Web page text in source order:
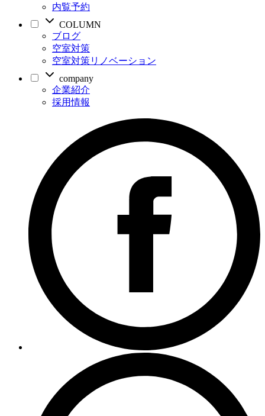
内覧予約
COLUMN
ブログ
空室対策
空室対策リノベーション
company
企業紹介
採用情報